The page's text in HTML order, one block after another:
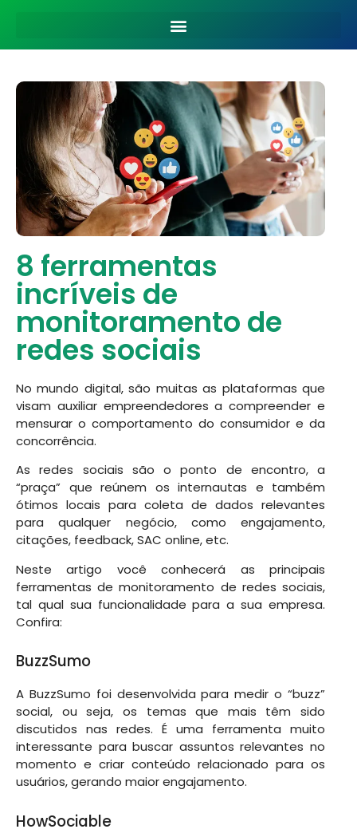
8 ferramentas
incríveis de
monitoramento de
redes sociais
No mundo digital, são muitas as plataformas que
visam auxiliar empreendedores a compreender e
mensurar o comportamento do consumidor e da
concorrência.
As redes sociais são o ponto de encontro, a
“praça” que reúnem os internautas e também
ótimos locais para coleta de dados relevantes
para qualquer negócio, como engajamento,
citações, feedback, SAC online, etc.
Neste artigo você conhecerá as principais
ferramentas de monitoramento de redes sociais,
tal qual sua funcionalidade para a sua empresa.
Confira:
BuzzSumo
A BuzzSumo foi desenvolvida para medir o “buzz”
social, ou seja, os temas que mais têm sido
discutidos nas redes. É uma ferramenta muito
interessante para buscar assuntos relevantes no
momento e criar conteúdo relacionado para os
usuários, gerando maior engajamento.
HowSociable